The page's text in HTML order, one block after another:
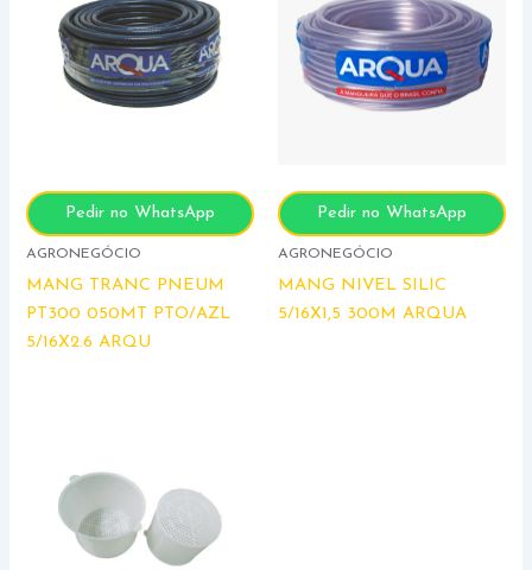
Pedir no WhatsApp
AGRONEGÓCIO
MANG TRANC PNEUM
PT300 050MT PTO/AZL
5/16X2.6 ARQU
Pedir no WhatsApp
AGRONEGÓCIO
MANG NIVEL SILIC
5/16X1,5 300M ARQUA